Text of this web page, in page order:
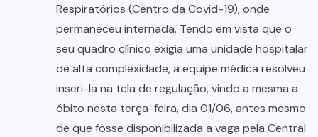
Respiratórios (Centro da Covid-19), onde
permaneceu internada. Tendo em vista que o
seu quadro clínico exigia uma unidade hospitalar
de alta complexidade, a equipe médica resolveu
inseri-la na tela de regulação, vindo a mesma a
óbito nesta terça-feira, dia 01/06, antes mesmo
de que fosse disponibilizada a vaga pela Central